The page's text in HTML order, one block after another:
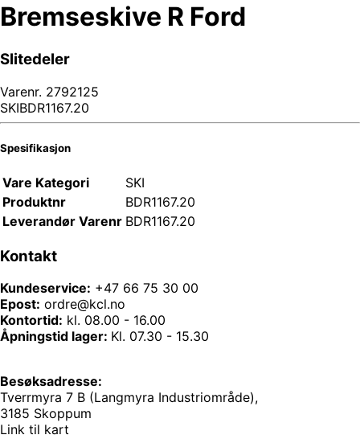
Bremseskive R Ford
Slitedeler
Varenr. 2792125
SKIBDR1167.20
Spesifikasjon
Vare Kategori
SKI
Produktnr
BDR1167.20
Leverandør Varenr BDR1167.20
Kontakt
Kundeservice: +47 66 75 30 00
Epost: ordre@kcl.no
Kontortid: kl. 08.00 - 16.00
Åpningstid lager: Kl. 07.30 - 15.30
Besøksadresse:
Tverrmyra 7 B (Langmyra Industriområde),
3185 Skoppum
Link til kart